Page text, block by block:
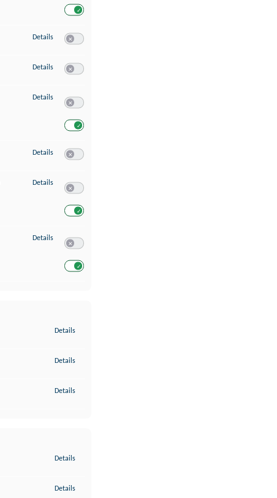
Details zu Erstellung von Profilen für personalisierte Werbung
Details zu Verwendung von Profilen zur Auswahl personalisierter Werbung
Details zu Messung der Werbeleistung
Details zu Messung der Performance von Inhalten
Details zu Analyse von Zielgruppen durch Statistiken oder Kombinationen von
Details zu Entwicklung und Verbesserung der Angebote
Details
Details
Details
Details
Details